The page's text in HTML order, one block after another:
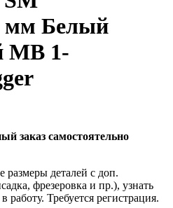
мм Белый
MB 1-
заказ самостоятельно
размеры деталей с доп.
фрезеровка и пр.), узнать
работу. Требуется регистрация.